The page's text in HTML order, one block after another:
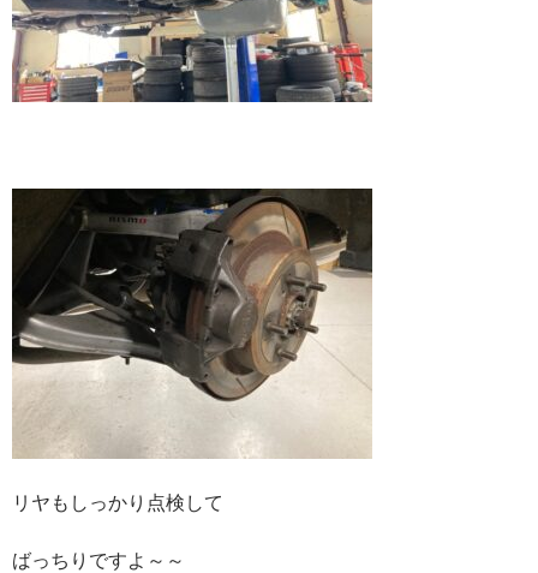
リヤもしっかり点検して
ばっちりですよ～～